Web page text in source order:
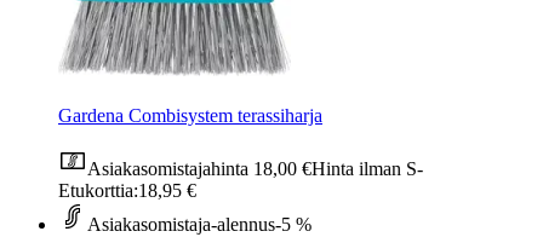
Gardena Combisystem terassiharja
Asiakasomistajahinta 18,00 €Hinta ilman S-
Etukorttia:18,95 €
Asiakasomistaja-alennus-5 %